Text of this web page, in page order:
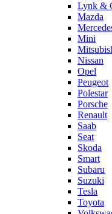
Lynk &
Mazda
Mini
Nissan
Opel
Peugeot
Polestar
Porsche
Renault
Saab
Seat
Skoda
Smart
Subaru
Suzuki
Tesla
Toyota